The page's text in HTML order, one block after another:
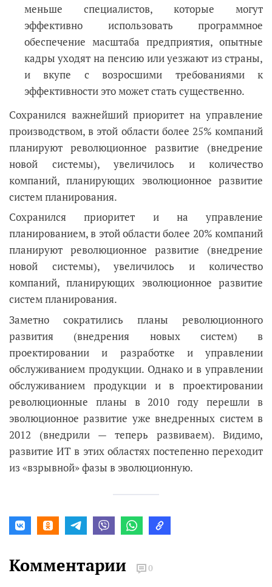
меньше специалистов, которые могут
эффективно использовать программное
обеспечение масштаба предприятия, опытные
кадры уходят на пенсию или уезжают из страны,
и вкупе с возросшими требованиями к
эффективности это может стать существенно.
Сохранился важнейший приоритет на управление
производством, в этой области более 25% компаний
планируют революционное развитие (внедрение
новой системы), увеличилось и количество
компаний, планирующих эволюционное развитие
систем планирования.
Сохранился приоритет и на управление
планированием, в этой области более 20% компаний
планируют революционное развитие (внедрение
новой системы), увеличилось и количество
компаний, планирующих эволюционное развитие
систем планирования.
Заметно сократились планы революционного
развития (внедрения новых систем) в
проектировании и разработке и управлении
обслуживанием продукции. Однако и в управлении
обслуживанием продукции и в проектировании
революционные планы в 2010 году перешли в
эволюционное развитие уже внедренных систем в
2012 (внедрили — теперь развиваем). Видимо,
развитие ИТ в этих областях постепенно переходит
из «взрывной» фазы в эволюционную.
Комментарии 0